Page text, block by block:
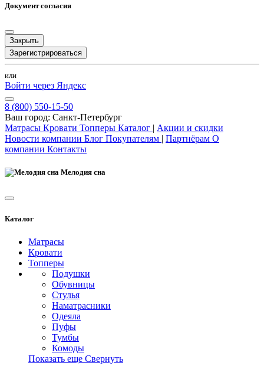
Документ согласия
Закрыть
Зарегистрироваться
или
Войти через Яндекс
8 (800) 550-15-50
Ваш город: Санкт-Петербург
Матрасы Кровати Топперы Каталог | Акции и скидки
Новости компании Блог Покупателям | Партнёрам О
компании Контакты
Мелодия сна
Каталог
Матрасы
Кровати
Топперы
Подушки
Обувницы
Стулья
Наматрасники
Одеяла
Пуфы
Тумбы
Комоды
Показать еще Свернуть